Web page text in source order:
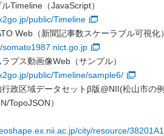
ルTimeline（JavaScript）
public/Timeline
Web（新聞記事数スケーラブル可視化
somato1987.nict.go.jp
ラプス動画像Web（サンプル）
public/Timeline/sample6/
行政区域データセットβ版@NII(松山市の
TopoJSON）
city/resource/